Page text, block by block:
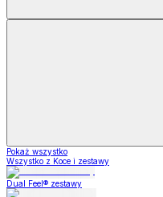
Pokaż wszystko
Wszystko z Koce i zestawy
Dual Feel® zestawy